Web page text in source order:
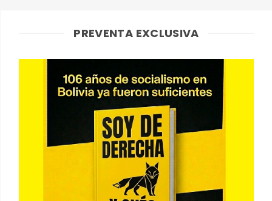
PREVENTA EXCLUSIVA